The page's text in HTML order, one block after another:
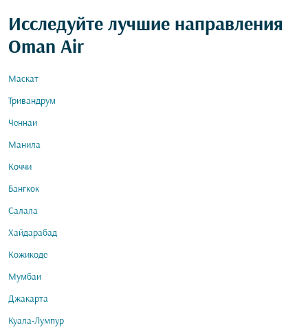
Исследуйте лучшие направления
Oman Air
Маскат
Тривандрум
Ченнаи
Манила
Коччи
Бангкок
Салала
Хайдарабад
Кожикоде
Мумбаи
Джакарта
Куала-Лумпур